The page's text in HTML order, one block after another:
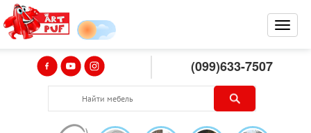
(099)633-7507